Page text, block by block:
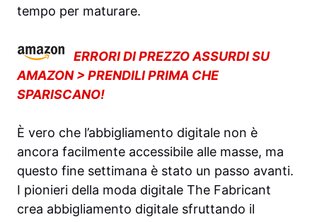
tempo per maturare.
ERRORI DI PREZZO ASSURDI SU
AMAZON > PRENDILI PRIMA CHE
SPARISCANO!
È vero che l’abbigliamento digitale non è
ancora facilmente accessibile alle masse, ma
questo fine settimana è stato un passo avanti.
I pionieri della moda digitale The Fabricant
crea abbigliamento digitale sfruttando il